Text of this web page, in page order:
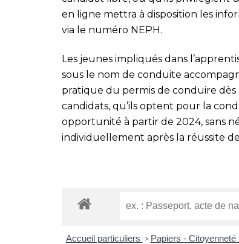
en ligne mettra à disposition les
via le numéro NEPH.
Les jeunes impliqués dans
sous le nom de conduite
pratique du permis de conduire dès
candidats, qu’ils optent pour la
opportunité à partir de 2024, sans
individuellement après la réussite de
Accueil particuliers > Papiers - Citoyenneté